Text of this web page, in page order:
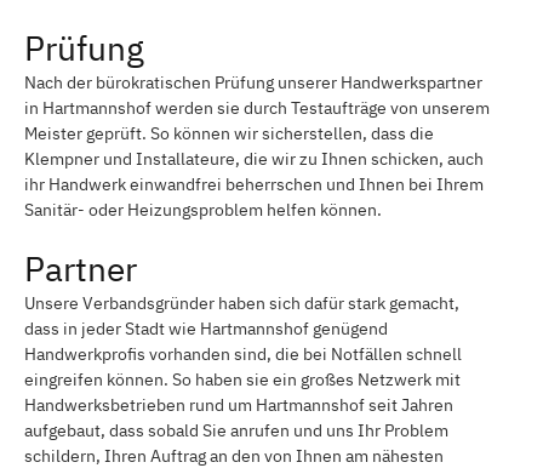
Prüfung
Nach der bürokratischen Prüfung unserer Handwerkspartner
in Hartmannshof werden sie durch Testaufträge von unserem
Meister geprüft. So können wir sicherstellen, dass die
Klempner und Installateure, die wir zu Ihnen schicken, auch
ihr Handwerk einwandfrei beherrschen und Ihnen bei Ihrem
Sanitär- oder Heizungsproblem helfen können.
Partner
Unsere Verbandsgründer haben sich dafür stark gemacht,
dass in jeder Stadt wie Hartmannshof genügend
Handwerkprofis vorhanden sind, die bei Notfällen schnell
eingreifen können. So haben sie ein großes Netzwerk mit
Handwerksbetrieben rund um Hartmannshof seit Jahren
aufgebaut, dass sobald Sie anrufen und uns Ihr Problem
schildern, Ihren Auftrag an den von Ihnen am nähesten